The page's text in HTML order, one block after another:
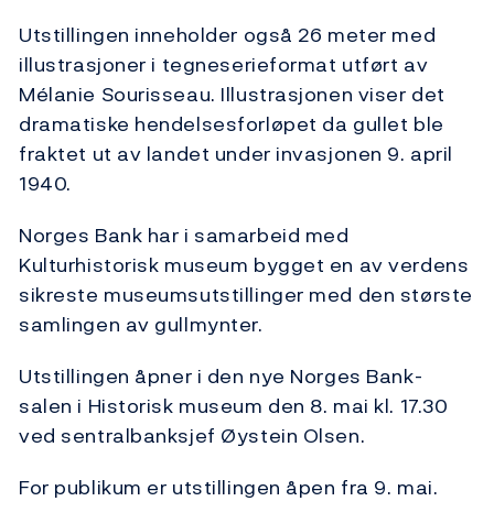
Utstillingen inneholder også 26 meter med
illustrasjoner i tegneserieformat utført av
Mélanie Sourisseau. Illustrasjonen viser det
dramatiske hendelsesforløpet da gullet ble
fraktet ut av landet under invasjonen 9. april
1940.
Norges Bank har i samarbeid med
Kulturhistorisk museum bygget en av verdens
sikreste museumsutstillinger med den største
samlingen av gullmynter.
Utstillingen åpner i den nye Norges Bank-
salen i Historisk museum den 8. mai kl. 17.30
ved sentralbanksjef Øystein Olsen.
For publikum er utstillingen åpen fra 9. mai.